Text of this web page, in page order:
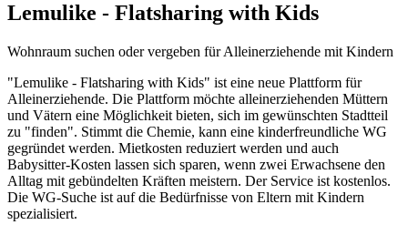
Lemulike - Flatsharing with Kids
Wohnraum suchen oder vergeben für Alleinerziehende mit Kindern
"Lemulike - Flatsharing with Kids" ist eine neue Plattform für
Alleinerziehende. Die Plattform möchte alleinerziehenden Müttern
und Vätern eine Möglichkeit bieten, sich im gewünschten Stadtteil
zu "finden". Stimmt die Chemie, kann eine kinderfreundliche WG
gegründet werden. Mietkosten reduziert werden und auch
Babysitter-Kosten lassen sich sparen, wenn zwei Erwachsene den
Alltag mit gebündelten Kräften meistern. Der Service ist kostenlos.
Die WG-Suche ist auf die Bedürfnisse von Eltern mit Kindern
spezialisiert.